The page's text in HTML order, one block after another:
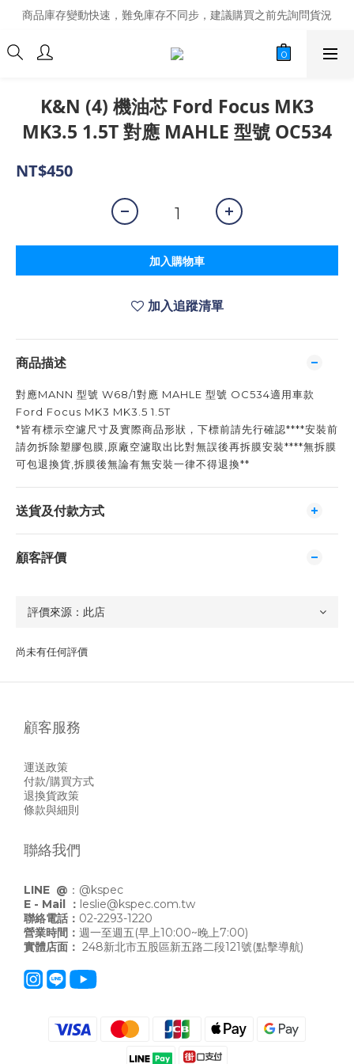
商品庫存變動快速，難免庫存不同步，建議購買之前先詢問貨況
商品庫存變動快速，難免庫存不同步，建議購買之前先詢問貨況
經營超過20年的改裝老字號，安全有保障
K&N (4) 機油芯 Ford Focus MK3
MK3.5 1.5T 對應 MAHLE 型號 OC534
NT$450
加入購物車
加入追蹤清單
商品描述
對應MANN 型號 W68/1對應 MAHLE 型號 OC534適用車款
Ford Focus MK3 MK3.5 1.5T
*皆有標示空濾尺寸及實際商品形狀，下標前請先行確認****安裝前
請勿拆除塑膠包膜,原廠空濾取出比對無誤後再拆膜安裝****無拆膜
可包退換貨,拆膜後無論有無安裝一律不得退換**
送貨及付款方式
顧客評價
尚未有任何評價
顧客服務
運送政策
付款/購買方式
退換貨政策
條款與細則
聯絡我們
LINE @ ： @kspec
E - Mail ： leslie@kspec.com.tw
聯絡電話： 02-2293-1220
營業時間： 週一至週五(早上10:00~晚上7:00)
實體店面： 248新北市五股區新五路二段121號(點擊導航)